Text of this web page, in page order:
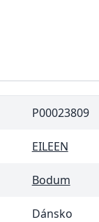
P00023809
EILEEN
Bodum
Dánsko